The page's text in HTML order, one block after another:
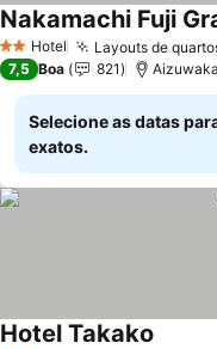
2 Estrelas
Hotel Layouts de
Nakamachi Fuji
7,5 Boa 821
Selecione as datas
exatos.
Hotel Takako